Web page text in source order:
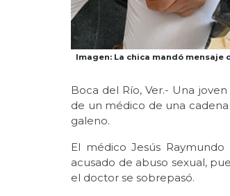
Imagen: La chica mandó mensaje
Boca del Río, Ver.- Una
de un médico de una
galeno.
El médico Jesús
acusado de abuso sexual,
el doctor se sobrepasó.